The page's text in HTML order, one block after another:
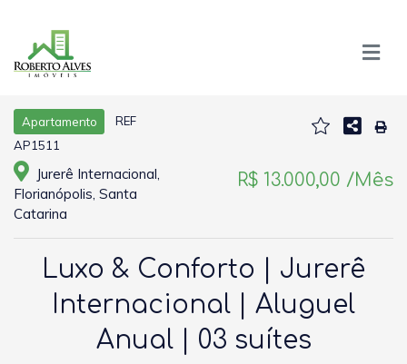
Apartamento
REF
AP1511
Jurerê Internacional,
Florianópolis, Santa
Catarina
R$ 13.000,00 /Mês
Luxo & Conforto | Jurerê
Internacional | Aluguel
Anual | 03 suítes